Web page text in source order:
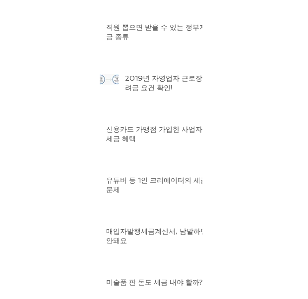
직원 뽑으면 받을 수 있는 정부자
금 종류
2019년 자영업자 근로장
려금 요건 확인!
신용카드 가맹점 가입한 사업자
세금 혜택
유튜버 등 1인 크리에이터의 세금
문제
매입자발행세금계산서, 남발하면
안돼요
미술품 판 돈도 세금 내야 할까?